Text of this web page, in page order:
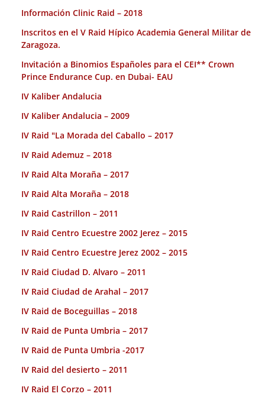
Información Clinic Raid – 2018
Inscritos en el V Raid Hípico Academia General Militar de
Zaragoza.
Invitación a Binomios Españoles para el CEI** Crown
Prince Endurance Cup. en Dubai- EAU
IV Kaliber Andalucia
IV Kaliber Andalucia – 2009
IV Raid "La Morada del Caballo – 2017
IV Raid Ademuz – 2018
IV Raid Alta Moraña – 2017
IV Raid Alta Moraña – 2018
IV Raid Castrillon – 2011
IV Raid Centro Ecuestre 2002 Jerez – 2015
IV Raid Centro Ecuestre Jerez 2002 – 2015
IV Raid Ciudad D. Alvaro – 2011
IV Raid Ciudad de Arahal – 2017
IV Raid de Boceguillas – 2018
IV Raid de Punta Umbria – 2017
IV Raid de Punta Umbria -2017
IV Raid del desierto – 2011
IV Raid El Corzo – 2011